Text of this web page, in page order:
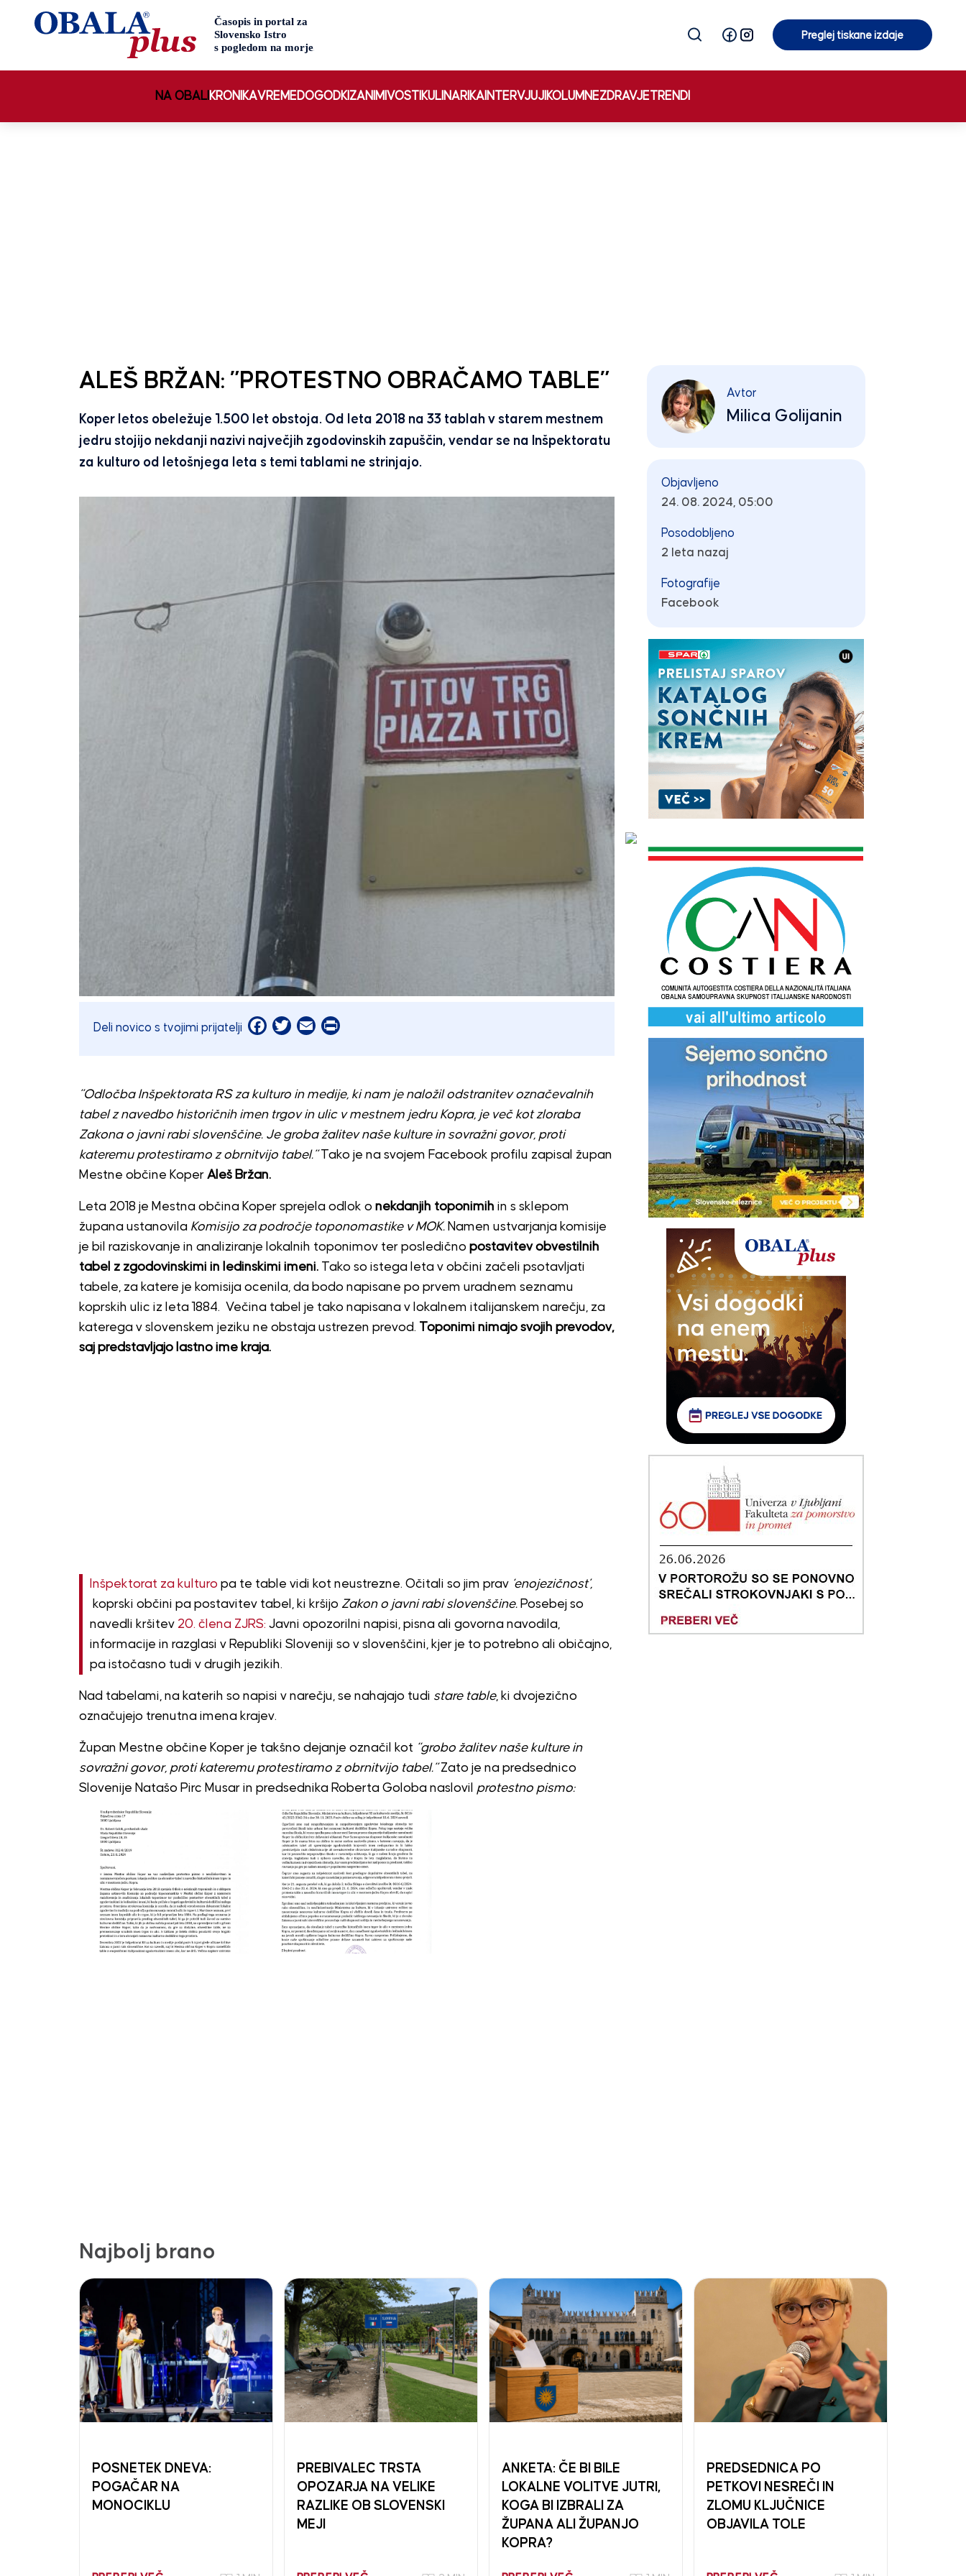
Preglej tiskane izdaje
NA OBALI KRONIKAVREMEDOGODKIZANIMIVOSTI KULINARIKA INTERVJUJI KOLUMNEZDRAVJETRENDI
ALEŠ BRŽAN: ”PROTESTNO OBRAČAMO TABLE”
Koper letos obeležuje 1.500 let obstoja. Od leta 2018 na 33 tablah v starem mestnem
jedru stojijo nekdanji nazivi največjih zgodovinskih zapuščin, vendar se na Inšpektoratu
za kulturo od letošnjega leta s temi tablami ne strinjajo.
Deli novico s tvojimi prijatelji Facebook
Twitter
EmailPrint
”Odločba Inšpektorata RS za kulturo in medije, ki nam je naložil odstranitev označevalnih
tabel z navedbo historičnih imen trgov in ulic v mestnem jedru Kopra, je več kot zloraba
Zakona o javni rabi slovenščine. Je groba žalitev naše kulture in sovražni govor, proti
kateremu protestiramo z obrnitvijo tabel.”Tako je na svojem Facebook profilu zapisal župan
Mestne občine Koper Aleš Bržan.
Leta 2018 je Mestna občina Koper sprejela odlok o nekdanjih toponimih in s sklepom
župana ustanovila Komisijo za področje toponomastike v MOK.Namen ustvarjanja komisije
je bil raziskovanje in analiziranje lokalnih toponimov ter posledično postavitev obvestilnih
tabel z zgodovinskimi in ledinskimi imeni.Tako so istega leta v občini začeli psotavljati
tabele, za katere je komisija ocenila, da bodo napisane po prvem uradnem seznamu
koprskih ulic iz leta 1884. Večina tabel je tako napisana v lokalnem italijanskem narečju, za
katerega v slovenskem jeziku ne obstaja ustrezen prevod. Toponimi nimajo svojih prevodov,
saj predstavljajo lastno ime kraja.
Inšpektorat za kulturo pa te table vidi kot neustrezne. Očitali so jim prav ‘enojezičnost’,
koprski občini pa postavitev tabel, ki kršijo Zakon o javni rabi slovenščine.Posebej so
navedli kršitev 20. člena ZJRS: Javni opozorilni napisi, pisna ali govorna navodila,
informacije in razglasi v Republiki Sloveniji so v slovenščini, kjer je to potrebno ali običajno,
pa istočasno tudi v drugih jezikih.
Nad tabelami, na katerih so napisi v narečju, se nahajajo tudi stare table, ki dvojezično
označujejo trenutna imena krajev.
Župan Mestne občine Koper je takšno dejanje označil kot “grobo žalitev naše kulture in
sovražni govor, proti kateremu protestiramo z obrnitvijo tabel.”Zato je na predsednico
Slovenije Natašo Pirc Musar in predsednika Roberta Goloba naslovil protestno pismo:
Avtor
Milica Golijanin
Objavljeno
24. 08. 2024, 05:00
Posodobljeno
2 leta nazaj
Fotografije
Facebook
Najbolj brano
POSNETEK DNEVA:
POGAČAR NA
MONOCIKLU
PREBIVALEC TRSTA
OPOZARJA NA VELIKE
RAZLIKE OB SLOVENSKI
MEJI
ANKETA: ČE BI BILE
LOKALNE VOLITVE JUTRI,
KOGA BI IZBRALI ZA
ŽUPANA ALI ŽUPANJO
KOPRA?
PREDSEDNICA PO
PETKOVI NESREČI IN
ZLOMU KLJUČNICE
OBJAVILA TOLE